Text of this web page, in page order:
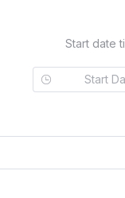
Start date